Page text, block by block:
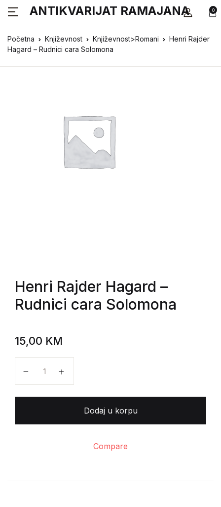
0
ANTIKVARIJAT RAMAJANA
Početna Književnost Književnost>Romani
Henri Rajder
Hagard – Rudnici cara Solomona
Henri Rajder Hagard –
Rudnici cara Solomona
15,00 KM
Dodaj u korpu
Compare